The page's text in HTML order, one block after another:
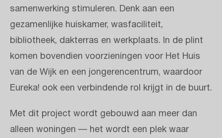
samenwerking stimuleren. Denk aan een
gezamenlijke huiskamer, wasfaciliteit,
bibliotheek, dakterras en werkplaats. In de plint
komen bovendien voorzieningen voor Het Huis
van de Wijk en een jongerencentrum, waardoor
Eureka! ook een verbindende rol krijgt in de buurt.
Met dit project wordt gebouwd aan meer dan
alleen woningen — het wordt een plek waar